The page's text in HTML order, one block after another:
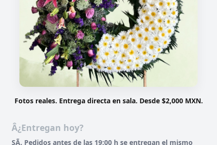
Fotos reales. Entrega directa en sala. Desde $2,000 MXN.
Â¿Entregan hoy?
SÃ­. Pedidos antes de las 19:00 h se entregan el mismo